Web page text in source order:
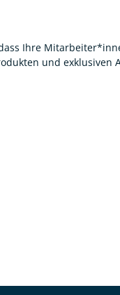
Ihre
und exklusiven